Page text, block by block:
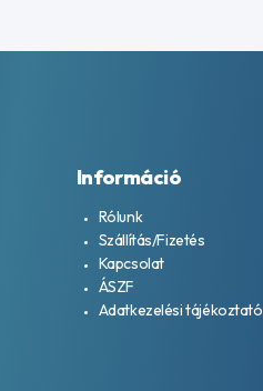
Információ
Rólunk
Szállítás/Fizetés
Kapcsolat
ÁSZF
Adatkezelési tájékoztató